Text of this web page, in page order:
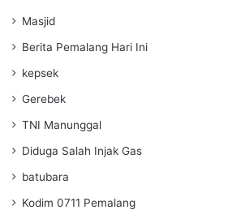
Masjid
Berita Pemalang Hari Ini
kepsek
Gerebek
TNI Manunggal
Diduga Salah Injak Gas
batubara
Kodim 0711 Pemalang